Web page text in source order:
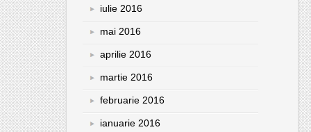
iulie 2016
mai 2016
aprilie 2016
martie 2016
februarie 2016
ianuarie 2016